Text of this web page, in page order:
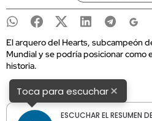
El arquero del Hearts, subcampeón
Mundial y se podría posicionar como
historia.
Toca para escuchar×
ESCUCHAR EL RESUMEN